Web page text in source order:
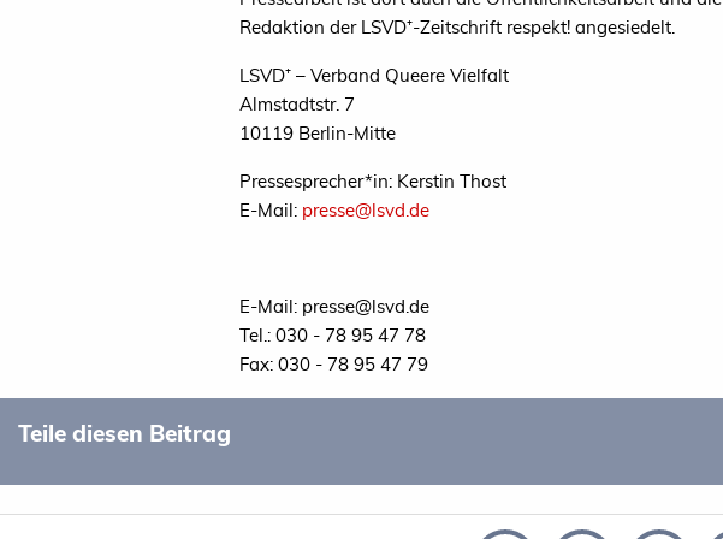
Redaktion der LSVD⁺-Zeitschrift respekt! angesiedelt.
LSVD⁺ – Verband Queere Vielfalt
Almstadtstr. 7
10119 Berlin-Mitte
Pressesprecher*in: Kerstin Thost
E-Mail: presse@lsvd.de
E-Mail: presse@lsvd.de
Tel.: 030 - 78 95 47 78
Fax: 030 - 78 95 47 79
Teile diesen Beitrag